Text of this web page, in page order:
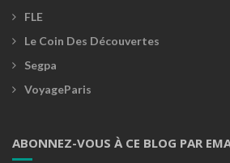
FLE
Le Coin Des Découvertes
Segpa
VoyageParis
ABONNEZ-VOUS À CE BLOG PAR